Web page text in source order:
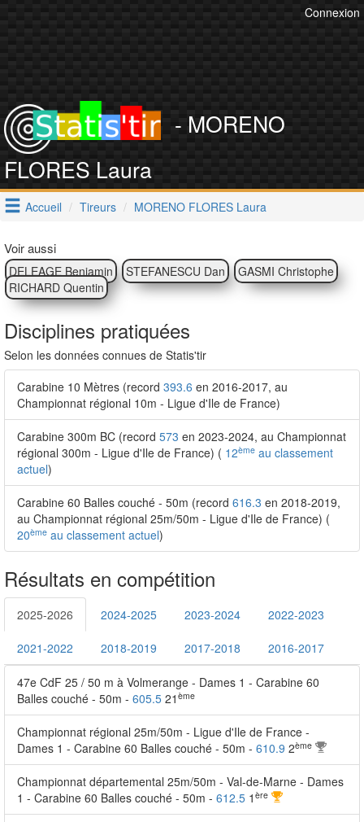
Connexion
- MORENO
FLORES Laura
Accueil Tireurs MORENO FLORES Laura
Voir aussi
DELEAGE Benjamin STEFANESCU Dan
GASMI Christophe
RICHARD Quentin
Disciplines pratiquées
Selon les données connues de Statis'tir
Carabine 10 Mètres (record 393.6 en 2016-2017, au
Championnat régional 10m - Ligue d'Ile de France)
Carabine 300m BC (record 573 en 2023-2024, au Championnat
régional 300m - Ligue d'Ile de France) ( 12ème au classement
actuel)
Carabine 60 Balles couché - 50m (record 616.3 en 2018-2019,
au Championnat régional 25m/50m - Ligue d'Ile de France) (
20ème au classement actuel)
Résultats en compétition
2025-2026 2024-2025 2023-2024 2022-2023
2021-2022 2018-2019 2017-2018 2016-2017
47e CdF 25 / 50 m à Volmerange - Dames 1 - Carabine 60
Balles couché - 50m - 605.5 21 ème
Championnat régional 25m/50m - Ligue d'Ile de France -
Dames 1 - Carabine 60 Balles couché - 50m - 610.9 2ème
Championnat départemental 25m/50m - Val-de-Marne - Dames
1 - Carabine 60 Balles couché - 50m - 612.5 1 ère